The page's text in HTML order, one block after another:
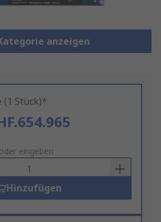
anzeigen
(1 Stück)*
eingeben
Hinzufügen